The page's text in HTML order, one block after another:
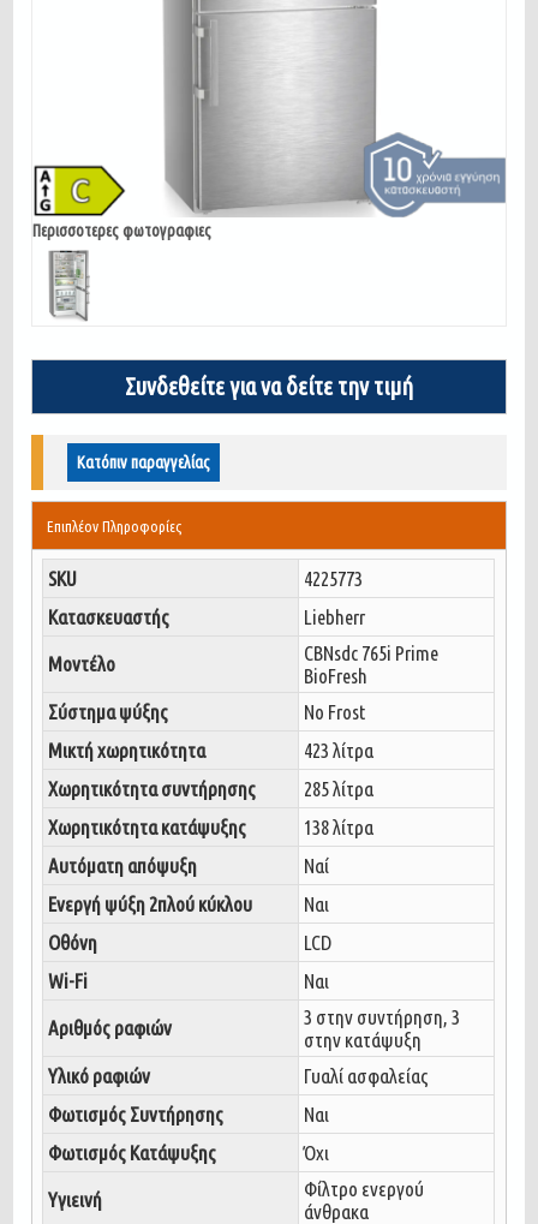
Περισσοτερες φωτογραφιες
Συνδεθείτε για να δείτε την τιμή
Κατόπιν παραγγελίας
Επιπλέον Πληροφορίες
SKU
4225773
Κατασκευαστής
Liebherr
Μοντέλο
CBNsdc 765i Prime
BioFresh
Σύστημα ψύξης
No Frost
Μικτή χωρητικότητα
423 λίτρα
Χωρητικότητα συντήρησης
285 λίτρα
Χωρητικότητα κατάψυξης
138 λίτρα
Αυτόματη απόψυξη
Ναί
Ενεργή ψύξη 2πλού κύκλου
Ναι
Οθόνη
LCD
Wi-Fi
Ναι
Αριθμός ραφιών
3 στην συντήρηση, 3
στην κατάψυξη
Υλικό ραφιών
Γυαλί ασφαλείας
Φωτισμός Συντήρησης
Ναι
Φωτισμός Κατάψυξης
Όχι
Υγιεινή
Φίλτρο ενεργού
άνθρακα